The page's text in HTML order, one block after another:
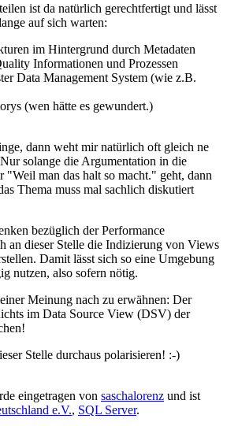
ist da natürlich gerechtfertigt und lässt
auf sich warten:
im Hintergrund durch Metadaten
Informationen und Prozessen
Data Management System (wie z.B.
(wen hätte es gewundert.)
dann weht mir natürlich oft gleich ne
solange die Argumentation in die
man das halt so macht." geht, dann
Thema muss mal sachlich diskutiert
bezüglich der Performance
an dieser Stelle die Indizierung von Views
Damit lässt sich so eine Umgebung
nutzen, also sofern nötig.
Meinung nach zu erwähnen: Der
im Data Source View (DSV) der
Stelle durchaus polarisieren! :-)
eingetragen von saschalorenz und ist
e.V., SQL Server.